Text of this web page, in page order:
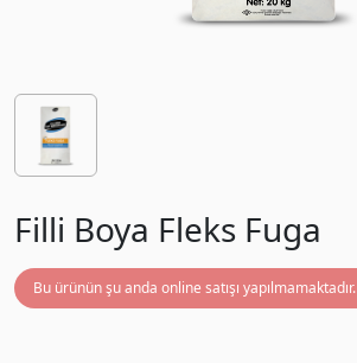
Filli Boya Fleks Fuga
Bu ürünün şu anda online satışı yapılmamaktadır.